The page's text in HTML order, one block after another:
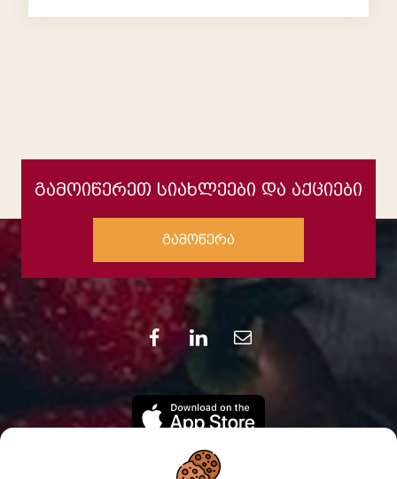
გამოიწერეთ სიახლეები და აქციები
გამოწერა